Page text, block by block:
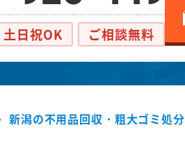
土日祝OK ご相談無料
新潟の不用品回収・粗大ゴミ処分